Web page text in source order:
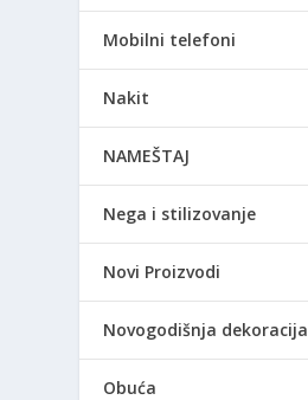
Mobilni telefoni
Nakit
NAMEŠTAJ
Nega i stilizovanje
Novi Proizvodi
Novogodišnja dekoracija
Obuća